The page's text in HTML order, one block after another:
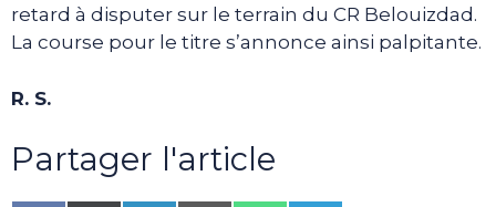
retard à disputer sur le terrain du CR Belouizdad.
La course pour le titre s’annonce ainsi palpitante.
R. S.
Partager l'article